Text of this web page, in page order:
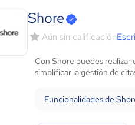
Shore
Aún sin calificación
Con Shore puedes realizar
simplificar la gestión de
Funcionalidades de